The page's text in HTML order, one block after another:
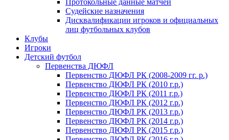
Протокольные данные матчей
Судейские назначения
Дисквалификации игроков и официальных
лиц футбольных клубов
Клубы
Игроки
Детский футбол
Первенства ДЮФЛ
Первенство ДЮФЛ РК (2008-2009 гг. р.)
Первенство ДЮФЛ РК (2010 г.р.)
Первенство ДЮФЛ РК (2011 г.р.)
Первенство ДЮФЛ РК (2012 г.р.)
Первенство ДЮФЛ РК (2013 г.р.)
Первенство ДЮФЛ РК (2014 г.р.)
Первенство ДЮФЛ РК (2015 г.р.)